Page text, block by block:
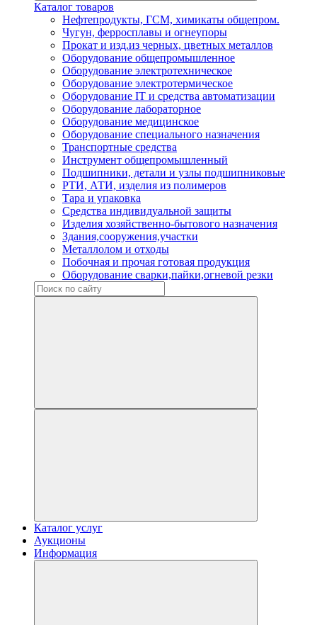
Каталог товаров
Нефтепродукты, ГСМ, химикаты общепром.
Чугун, ферросплавы и огнеупоры
Прокат и изд.из черных, цветных металлов
Оборудование общепромышленное
Оборудование электротехническое
Оборудование электротермическое
Оборудование IT и средства автоматизации
Оборудование лабораторное
Оборудование медицинское
Оборудование специального назначения
Транспортные средства
Инструмент общепромышленный
Подшипники, детали и узлы подшипниковые
РТИ, АТИ, изделия из полимеров
Тара и упаковка
Средства индивидуальной защиты
Изделия хозяйственно-бытового назначения
Здания,сооружения,участки
Металлолом и отходы
Побочная и прочая готовая продукция
Оборудование сварки,пайки,огневой резки
Каталог услуг
Аукционы
Информация